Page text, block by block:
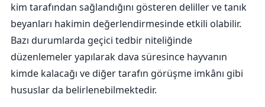
kim tarafından sağlandığını gösteren deliller ve tanık
beyanları hakimin değerlendirmesinde etkili olabilir.
Bazı durumlarda geçici tedbir niteliğinde
düzenlemeler yapılarak dava süresince hayvanın
kimde kalacağı ve diğer tarafın görüşme imkânı gibi
hususlar da belirlenebilmektedir.